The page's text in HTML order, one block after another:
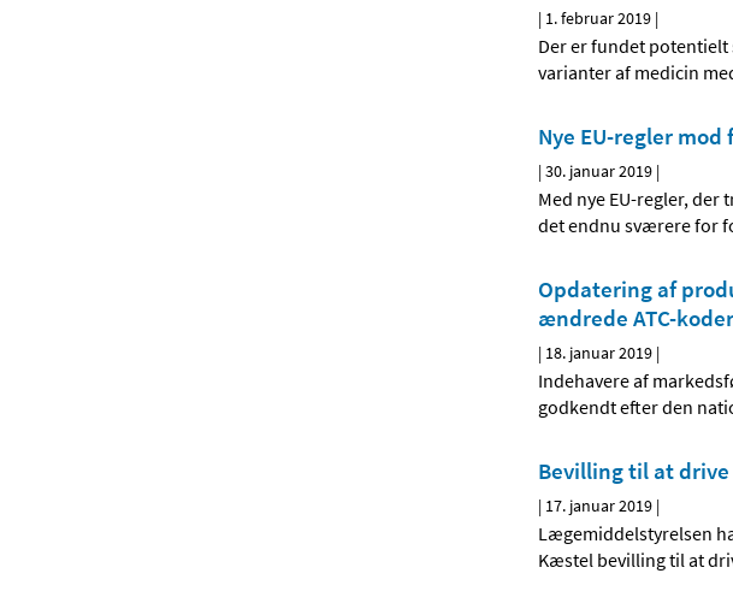
| 1. februar 2019 |
Der er fundet
varianter af medicin
Nye EU-regler
|30. januar 2019 |
Med nye EU-regler,
det endnu sværere for
Opdatering af
ændrede ATC-
| 18. januar 2019 |
Indehavere af
godkendt efter den
Bevilling til at
| 17. januar 2019 |
Lægemiddelstyrelsen
Kæstel bevilling til at